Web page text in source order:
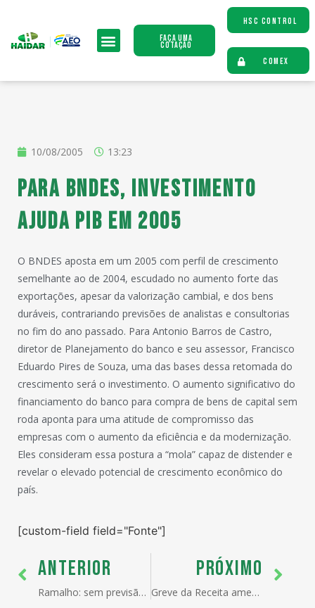
Faça uma
Cotação
HSC CONTROL
COMEX
10/08/2005 13:23
Para BNDES, investimento
ajuda PIB em 2005
O BNDES aposta em um 2005 com perfil de crescimento
semelhante ao de 2004, escudado no aumento forte das
exportações, apesar da valorização cambial, e dos bens
duráveis, contrariando previsões de analistas e consultorias
no fim do ano passado. Para Antonio Barros de Castro,
diretor de Planejamento do banco e seu assessor, Francisco
Eduardo Pires de Souza, uma das bases dessa retomada do
crescimento será o investimento. O aumento significativo do
financiamento do banco para compra de bens de capital sem
roda aponta para uma atitude de compromisso das
empresas com o aumento da eficiência e da modernização.
Eles consideram essa postura a “mola” capaz de distender e
revelar o elevado potencial de crescimento econômico do
país.
[custom-field field="Fonte"]
ANTERIOR
Ramalho: sem previsão para salvaguardas
PRÓXIMO
Greve da Receita ameaça produção da Zona Franca